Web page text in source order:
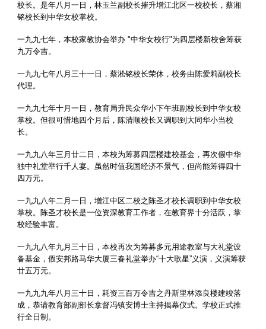
校长。是年八月一日，林玉兰副校长摧升增江北区一校校长，蔡湘
铭校长到中华女校掌校。
一九九七年，本校家教协会举办 "中华女校行"为四层楼新校舍筹获
九万令吉。
一九九七年八月三十一日，蔡淞铭校长荣休，校务由陈爱莉副校长
代理。
一九九七年十月一日，教育局升民众华小下午班副校长到中华女校
掌校。但很可惜地四个月后，陈清顺校长又调职到大同华小当校
长。
一九九八年三月廿二日，本校为筹募四层楼建校基金，再次假中华
独中礼堂举行千人宴。虽然时值我国经济不景气，但尚能筹得四十
四万元。
一九九八年二月一日，增江中区二校之陈圣才校长调职到中华女校
掌校。陈圣才校长是一位资深教育工作者，在教育界十分活跃，掌
校经验丰富。
一九九八年九月三十日，本校再次为筹募多元用途教室与大礼堂设
备基金，假安邦路马华大厦三春礼堂举办“十大歌星”义演，义演筹获
廿五万元。
一九九九年八月三十日，耗资三百万令吉之丹斯里林添良楼建竣落
成，恭请教育部副部长拿督冯镇安博士主持揭幕仪式。学校正式推
行全日制。